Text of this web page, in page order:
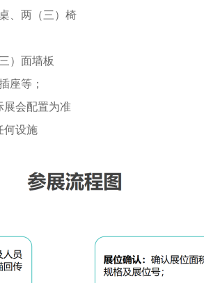
、两（三）椅
）面墙板
座等；
展会配置为准
何设施